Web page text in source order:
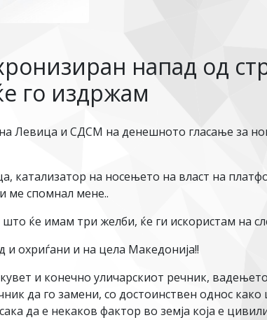
напад од
го издржам
Левица и СДСМ на денешното гласање за
на носењето на власт на
ме спомнал мене..
ќе имам три желби, ќе ги искористам на
и охриѓани и на цела Македонија!!
и конечно уличарскиот речник,
да го замени, со достоинствен однос
да е некаков фактор во земја која е